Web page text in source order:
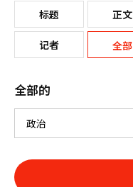
标题 正文
记者 全部
全部的